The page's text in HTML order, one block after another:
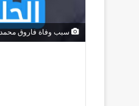
سبب وفاة فاروق محمد